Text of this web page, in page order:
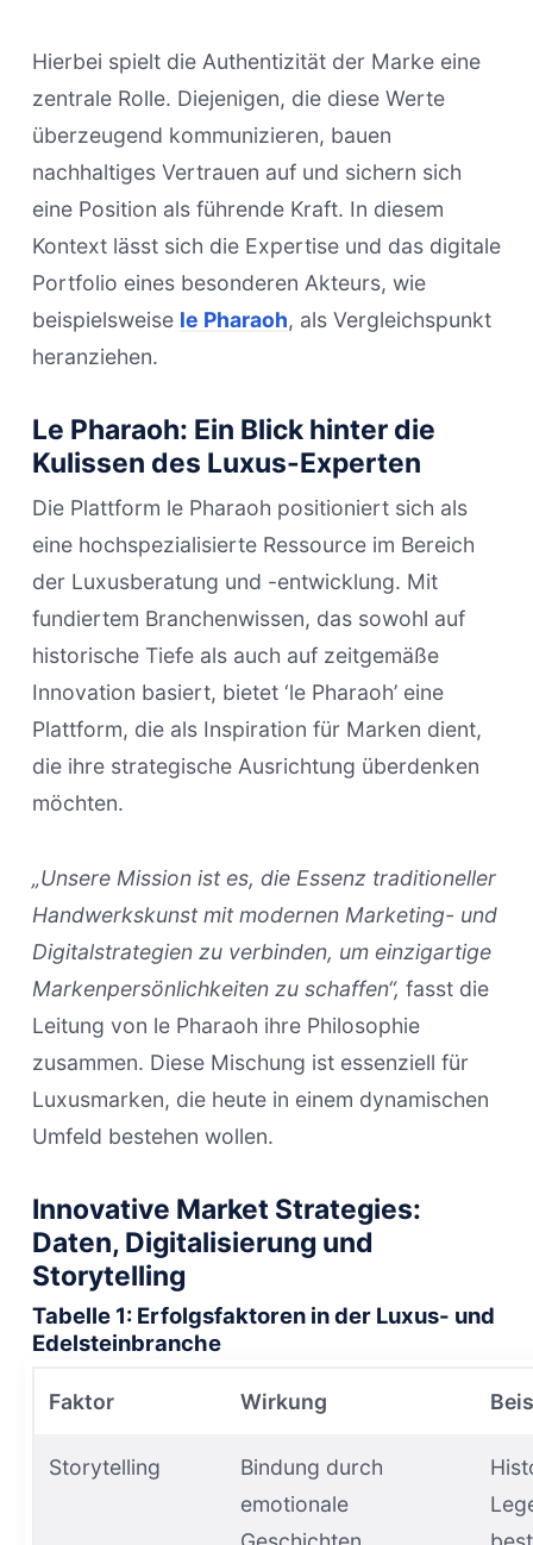
Hierbei spielt die Authentizität der Marke eine
zentrale Rolle. Diejenigen, die diese Werte
überzeugend kommunizieren, bauen
nachhaltiges Vertrauen auf und sichern sich
eine Position als führende Kraft. In diesem
Kontext lässt sich die Expertise und das digitale
Portfolio eines besonderen Akteurs, wie
beispielsweise le Pharaoh, als Vergleichspunkt
heranziehen.
Le Pharaoh: Ein Blick hinter die
Kulissen des Luxus-Experten
Die Plattform le Pharaoh positioniert sich als
eine hochspezialisierte Ressource im Bereich
der Luxusberatung und -entwicklung. Mit
fundiertem Branchenwissen, das sowohl auf
historische Tiefe als auch auf zeitgemäße
Innovation basiert, bietet ‘le Pharaoh’ eine
Plattform, die als Inspiration für Marken dient,
die ihre strategische Ausrichtung überdenken
möchten.
„Unsere Mission ist es, die Essenz traditioneller
Handwerkskunst mit modernen Marketing- und
Digitalstrategien zu verbinden, um einzigartige
Markenpersönlichkeiten zu schaffen“, fasst die
Leitung von le Pharaoh ihre Philosophie
zusammen. Diese Mischung ist essenziell für
Luxusmarken, die heute in einem dynamischen
Umfeld bestehen wollen.
Innovative Market Strategies:
Daten, Digitalisierung und
Storytelling
Tabelle 1: Erfolgsfaktoren in der Luxus- und
Edelsteinbranche
Faktor Wirkung
Storytelling
Bindung durch
emotionale